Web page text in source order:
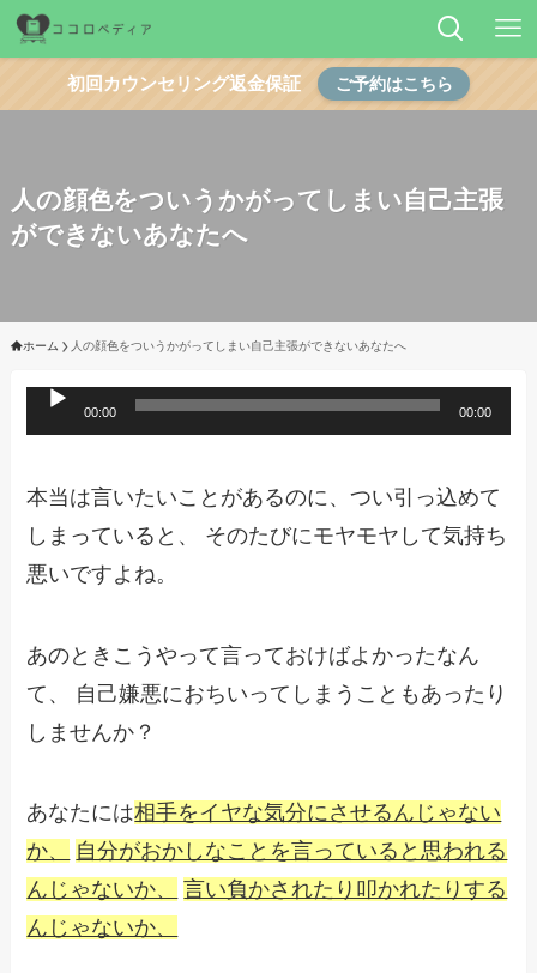
初回カウンセリング返金保証 ご予約はこちら
人の顔色をついうかがってしまい自己主張
ができないあなたへ
ホーム 人の顔色をついうかがってしまい自己主張ができないあなたへ
プ
ー
00:00 00:00
本当は言いたいことがあるのに、つい引っ込めて
しまっていると、
そのたびにモヤモヤして気持ち
悪いですよね。
あのときこうやって言っておけばよかったなん
て、
自己嫌悪におちいってしまうこともあったり
しませんか？
あなたには相手をイヤな気分にさせるんじゃない
か、
自分がおかしなことを言っていると思われる
んじゃないか、
言い負かされたり叩かれたりする
んじゃないか、